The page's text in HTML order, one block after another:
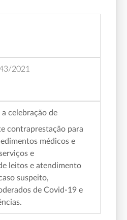
2021
celebração de
contraprestação para
médicos e
e
leitos e atendimento
suspeito,
de Covid-19 e